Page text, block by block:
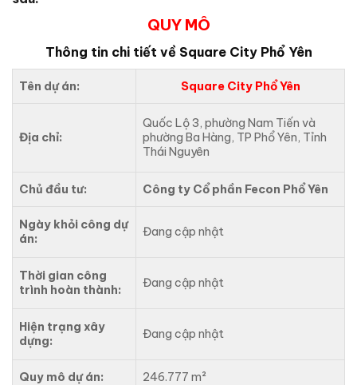
QUY MÔ
Thông tin chi tiết về Square City Phổ Yên
Tên dự án: Square City Phổ Yên
Địa chỉ:
Quốc Lộ 3, phường Nam Tiến và
phường Ba Hàng, TP Phổ Yên, Tỉnh
Thái Nguyên
Chủ đầu tư: Công ty Cổ phần Fecon Phổ Yên
Ngày khỏi công dự
án:
Đang cập nhật
Thời gian công
trình hoàn thành:
Đang cập nhật
Hiện trạng xây
dựng:
Đang cập nhật
Quy mô dự án: 246.777 m²